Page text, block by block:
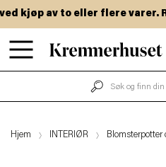
Hopp
til
kjøp av to eller flere varer.
Hjem INTERIØR Blomsterpotter